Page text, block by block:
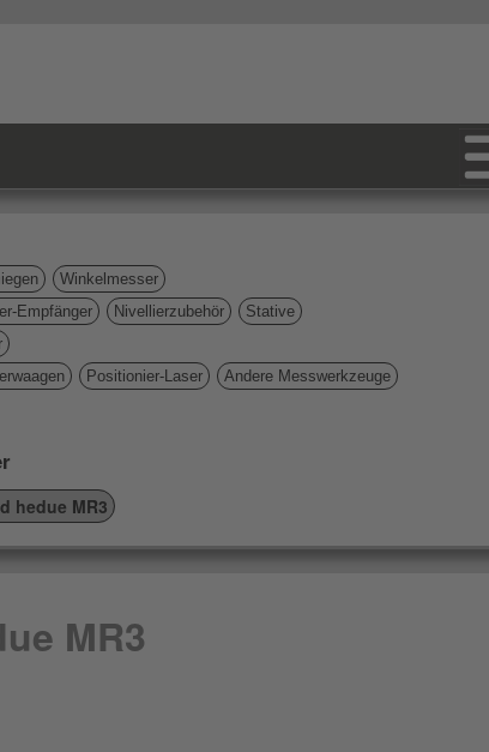
Winkelmesser
Empfänger Nivellierzubehör
Stative
Positionier-Laser
Andere Messwerkzeuge
hedue MR3
MR3